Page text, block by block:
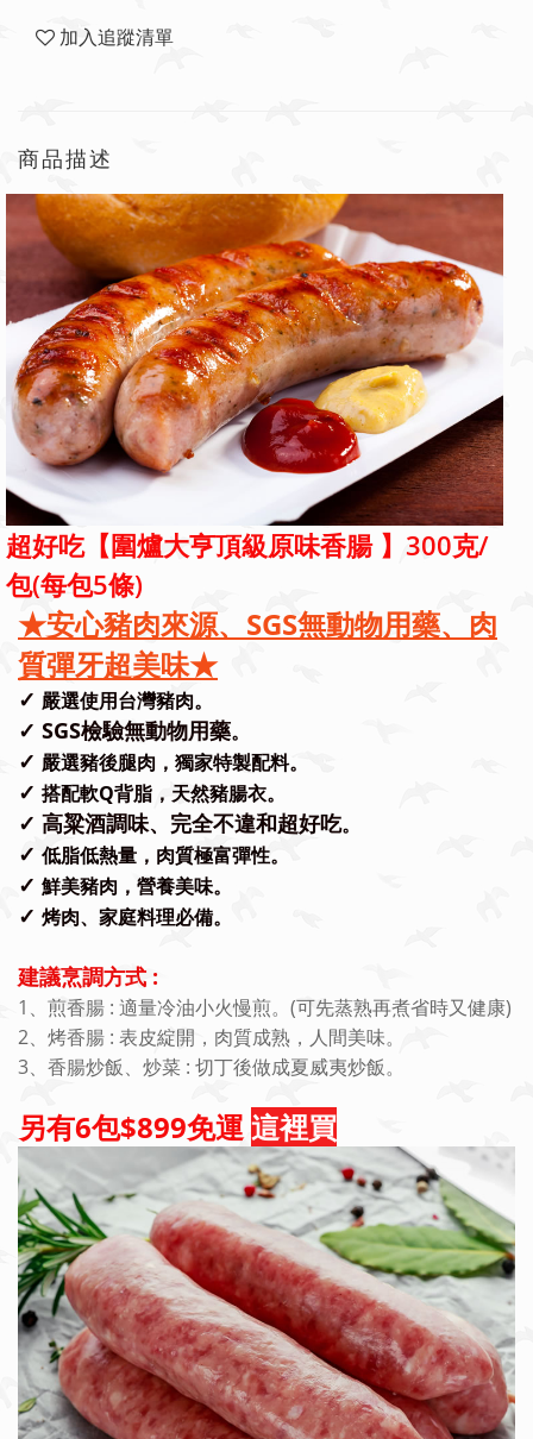
加入追蹤清單
商品描述
超好吃【圍爐大亨頂級原味香腸 】300克/
包(每包5條)
★安心豬肉來源、SGS無動物用藥、肉
質彈牙超美味★
✓ 嚴選使用台灣豬肉。
✓ SGS檢驗無動物用藥。
✓ 嚴選豬後腿肉，獨家特製配料。
✓ 搭配軟Q背脂，天然豬腸衣。
✓ 高粱酒調味、完全不違和超好吃。
✓ 低脂低熱量，肉質極富彈性。
✓ 鮮美豬肉，營養美味。
✓ 烤肉、家庭料理必備。
建議烹調方式 :
1、煎香腸 : 適量冷油小火慢煎。(可先蒸熟再煮省時又健康)
2、烤香腸 : 表皮綻開，肉質成熟，人間美味。
3、香腸炒飯、炒菜 : 切丁後做成夏威夷炒飯。
另有6包$899免運這裡買